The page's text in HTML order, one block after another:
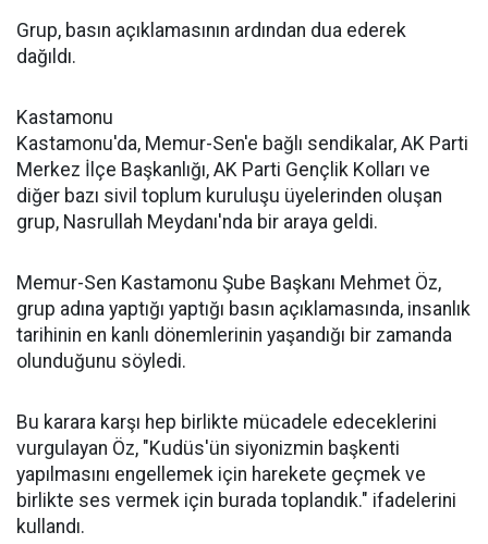
Grup, basın açıklamasının ardından dua ederek
dağıldı.
Kastamonu
Kastamonu'da, Memur-Sen'e bağlı sendikalar, AK Parti
Merkez İlçe Başkanlığı, AK Parti Gençlik Kolları ve
diğer bazı sivil toplum kuruluşu üyelerinden oluşan
grup, Nasrullah Meydanı'nda bir araya geldi.
Memur-Sen Kastamonu Şube Başkanı Mehmet Öz,
grup adına yaptığı yaptığı basın açıklamasında, insanlık
tarihinin en kanlı dönemlerinin yaşandığı bir zamanda
olunduğunu söyledi.
Bu karara karşı hep birlikte mücadele edeceklerini
vurgulayan Öz, "Kudüs'ün siyonizmin başkenti
yapılmasını engellemek için harekete geçmek ve
birlikte ses vermek için burada toplandık." ifadelerini
kullandı.